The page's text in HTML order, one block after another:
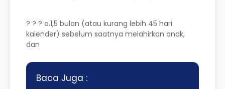
? ? ? a.1,5 bulan (atau kurang lebih 45 hari
kalender) sebelum saatnya melahirkan anak,
dan
Baca Juga :